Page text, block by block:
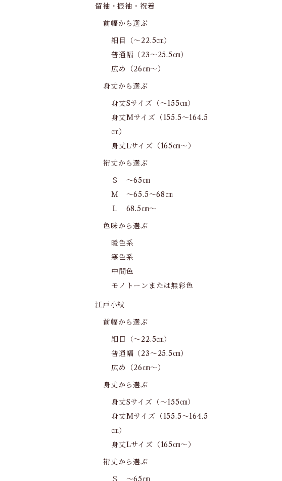
留袖・振袖・祝着
前幅から選ぶ
細目（～22.5㎝）
普通幅（23～25.5㎝）
広め（26㎝～）
身丈から選ぶ
身丈Sサイズ（～155㎝）
身丈Mサイズ（155.5～164.5
㎝）
身丈Lサイズ（165㎝～）
裄丈から選ぶ
Ｓ ～65㎝
Ｍ ～65.5～68㎝
Ｌ 68.5㎝～
色味から選ぶ
暖色系
寒色系
中間色
モノトーンまたは無彩色
江戸小紋
前幅から選ぶ
細目（～22.5㎝）
普通幅（23～25.5㎝）
広め（26㎝～）
身丈から選ぶ
身丈Sサイズ（～155㎝）
身丈Mサイズ（155.5～164.5
㎝）
身丈Lサイズ（165㎝～）
裄丈から選ぶ
Ｓ ～65㎝